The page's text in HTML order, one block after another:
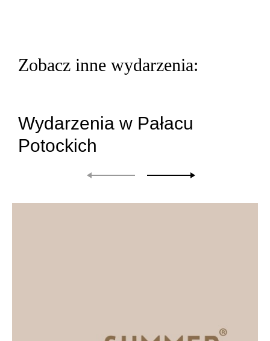
Zobacz inne wydarzenia:
Wydarzenia w Pałacu
Potockich